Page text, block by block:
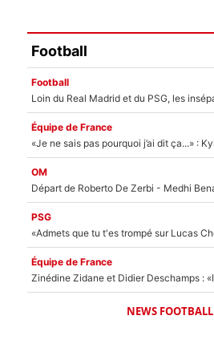
Football
Football
Équipe de France
OM
PSG
Équipe de France
NEWS FOOTBALL